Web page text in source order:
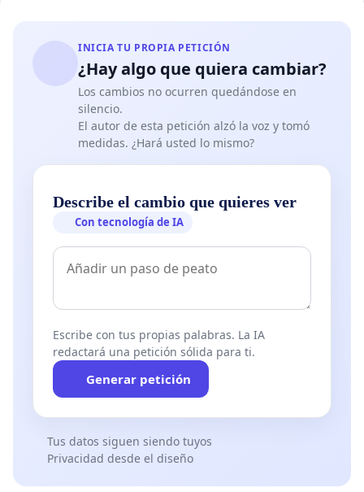
INICIA TU PROPIA PETICIÓN
¿Hay algo que quiera cambiar?
Los cambios no ocurren quedándose en
silencio.
El autor de esta petición alzó la voz y tomó
medidas. ¿Hará usted lo mismo?
Describe el cambio que quieres ver
Con tecnología de IA
Escribe con tus propias palabras. La IA
redactará una petición sólida para ti.
Generar petición
Tus datos siguen siendo tuyos
Privacidad desde el diseño